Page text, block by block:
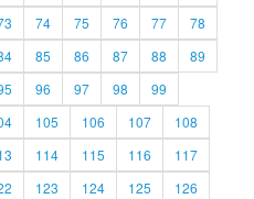
74 75 76 77
78
85 86 87 88
89
96 97 98
99
105 106 107
108
114 115 116
117
123 124 125
126